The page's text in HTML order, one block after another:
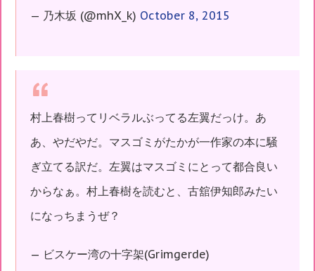
— 乃木坂 (@mhX_k) October 8, 2015
村上春樹ってリベラルぶってる左翼だっけ。あ
あ、やだやだ。マスゴミがたかが一作家の本に騒
ぎ立てる訳だ。左翼はマスゴミにとって都合良い
からなぁ。村上春樹を読むと、古舘伊知郎みたい
になっちまうぜ？
— ビスケー湾の十字架(Grimgerde)